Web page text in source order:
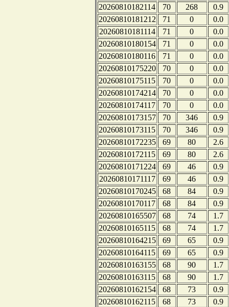
20260810182114
70 268
0.9
20260810181212
71 0
0.0
20260810181114
71 0
0.0
20260810180154
71 0
0.0
20260810180116
71 0
0.0
20260810175220
70 0
0.0
20260810175115
70 0
0.0
20260810174214
70 0
0.0
20260810174117
70 0
0.0
20260810173157
70 346
0.9
20260810173115
70 346
0.9
20260810172235
69 80
2.6
20260810172115
69 80
2.6
20260810171224
69 46
0.9
20260810171117
69 46
0.9
20260810170245
68 84
0.9
20260810170117
68 84
0.9
20260810165507
68 74
1.7
20260810165115
68 74
1.7
20260810164215
69 65
0.9
20260810164115
69 65
0.9
20260810163155
68 90
1.7
20260810163115
68 90
1.7
20260810162154
68 73
0.9
20260810162115
68 73
0.9